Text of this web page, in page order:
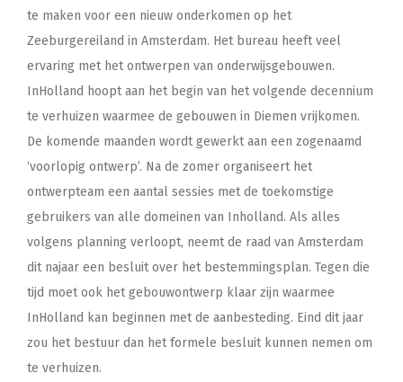
te maken voor een nieuw onderkomen op het
Zeeburgereiland in Amsterdam. Het bureau heeft veel
ervaring met het ontwerpen van onderwijsgebouwen.
InHolland hoopt aan het begin van het volgende decennium
te verhuizen waarmee de gebouwen in Diemen vrijkomen.
De komende maanden wordt gewerkt aan een zogenaamd
‘voorlopig ontwerp’. Na de zomer organiseert het
ontwerpteam een aantal sessies met de toekomstige
gebruikers van alle domeinen van Inholland. Als alles
volgens planning verloopt, neemt de raad van Amsterdam
dit najaar een besluit over het bestemmingsplan. Tegen die
tijd moet ook het gebouwontwerp klaar zijn waarmee
InHolland kan beginnen met de aanbesteding. Eind dit jaar
zou het bestuur dan het formele besluit kunnen nemen om
te verhuizen.